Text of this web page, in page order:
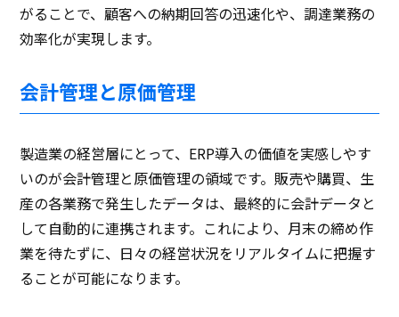
がることで、顧客への納期回答の迅速化や、調達業務の
効率化が実現します。
会計管理と原価管理
製造業の経営層にとって、ERP導入の価値を実感しやす
いのが会計管理と原価管理の領域です。販売や購買、生
産の各業務で発生したデータは、最終的に会計データと
して自動的に連携されます。これにより、月末の締め作
業を待たずに、日々の経営状況をリアルタイムに把握す
ることが可能になります。